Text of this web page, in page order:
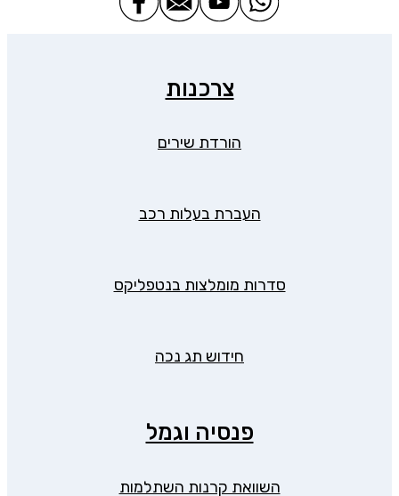
צרכנות
הורדת שירים
העברת בעלות רכב
סדרות מומלצות בנטפליקס
חידוש תג נכה
פנסיה וגמל
השוואת קרנות השתלמות